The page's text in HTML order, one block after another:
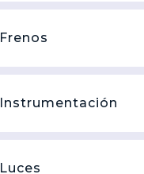
Frenos
Instrumentación
Luces